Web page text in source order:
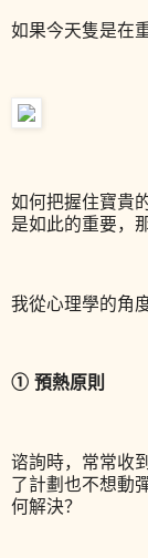
如果今天隻是在
如何把握住寶貴
是如此的重要，
我從心理學的角
① 預熱原則
谘詢時，常常收
了計劃也不想動
何解決？